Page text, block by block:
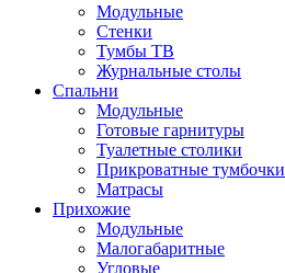
Модульные
Стенки
Тумбы ТВ
Журнальные столы
Спальни
Модульные
Готовые гарнитуры
Туалетные столики
Прикроватные тумбочки
Матрасы
Прихожие
Модульные
Малогабаритные
Угловые